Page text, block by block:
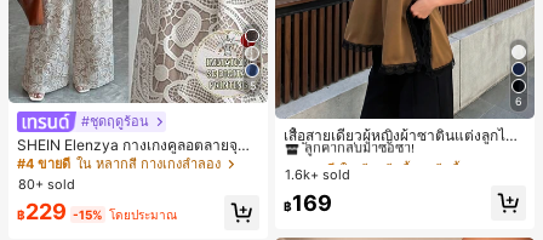
5
#ชุดฤดูร้อน
SHEIN Elenzya กางเกงคูลอตลายจุดเ
อวสูงแบบใหม่สำหรับฤดูใบไม้ผลิ/ฤดูร้อ
น, สไตล์หรูหราเหมาะสำหรับใส่ในชีวิต
ประจำวันและทำงาน, ให้ความรู้สึกวินเ
ทจสำหรับฤดูรับปริญญา, เทศกาลดนตร
ี, การแข่งม้าดาร์บี้, วันประกาศอิสรภาพ
#4 ขายดี ใน หลากสี กางเกงลำลอง
80+ sold
฿229 -15% โดยประมาณ
6
เสื้อสายเดี่ยวผู้หญิงผ้าซาตินแต่งลูกไม้
- เสื้อสายเดี่ยวฤดูร้อนสีคากีมีรอยผ่าด้า
นข้างที่น่าดึงดูดแบบสบายๆ
#1 ขายดี
ใน สีกากี เสื้อสตรี เสื้อเบลาส์ & Tee
ลูกค้ากลับมาซื้อซ้ำ!
#1 ขายดี
ลูกค้ากลับมาซื้อซ้ำ!
#1 ขายดี
ลูกค้ากลับมาซื้อซ้ำ!
#1 ขายดี
ใน สีกากี เสื้อสตรี เสื้อเบลาส์ & Tee
1.6k+ sold
฿169